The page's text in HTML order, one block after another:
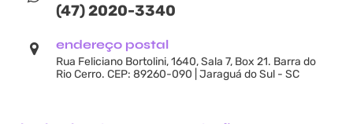
(47) 2020-3340
endereço postal
Rua Feliciano Bortolini, 1640, Sala 7, Box 21. Barra do
Rio Cerro. CEP: 89260-090 | Jaraguá do Sul - SC